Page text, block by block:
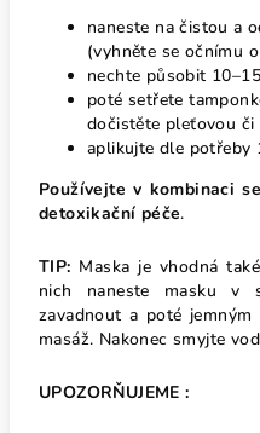
naneste na čistou a
(vyhněte se očnímu
nechte působit
poté setřete
dočistěte pleťovou či
aplikujte dle potřeby
Používejte v kombinaci
detoxikační péče.
TIP: Maska je vhodná
nich naneste masku v
zavadnout a poté jemným
masáž. Nakonec smyjte
UPOZORŇUJEME :